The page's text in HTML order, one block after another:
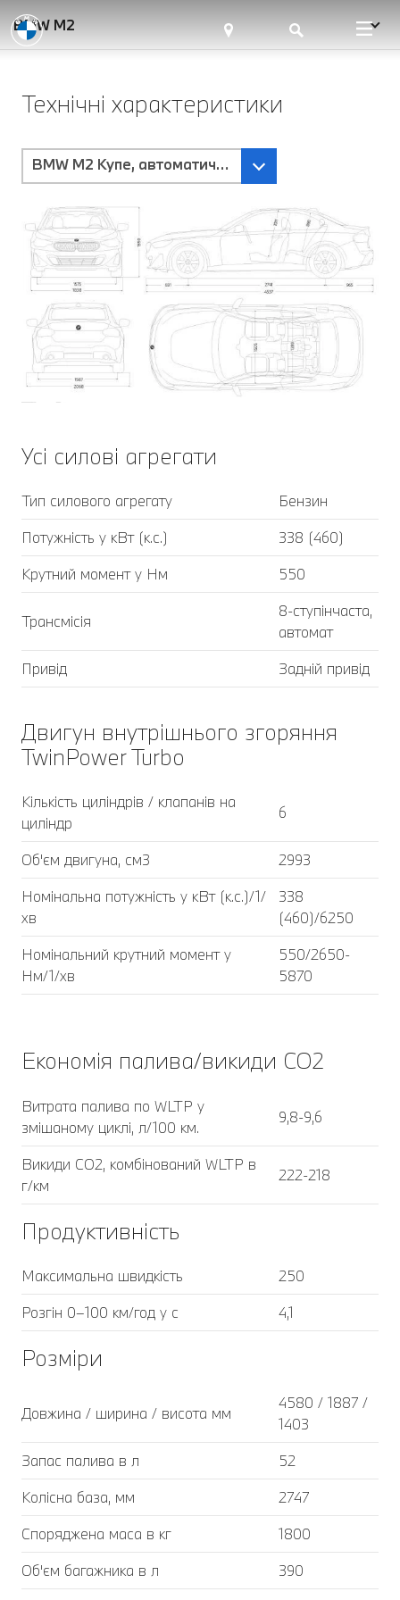
BMW M2
Технічні характеристики
BMW M2 Купе, автоматична трансмісія
Усі силові агрегати
Тип силового агрегату
Бензин
Потужність у кВт (к.с.)
338 (460)
Крутний момент у Нм
550
Трансмісія
8-ступінчаста,
автомат
Привід
Задній привід
Двигун внутрішнього згоряння
TwinPower Turbo
Кількість циліндрів / клапанів на
циліндр
6
Об'єм двигуна, см3
2993
Номінальна потужність у кВт (к.с.)/1/
хв
338
(460)/6250
Номінальний крутний момент у
Нм/1/хв
550/2650-
5870
Економія палива/викиди CO2
Витрата палива по WLTP у
змішаному циклі, л/100 км.
9,8-9,6
Викиди CO2, комбінований WLTP в
г/км
222-218
Продуктивність
Максимальна швидкість
250
Розгін 0–100 км/год у с
4,1
Розміри
Довжина / ширина / висота мм
4580 / 1887 /
1403
Запас палива в л
52
Колісна база, мм
2747
Споряджена маса в кг
1800
Об'єм багажника в л
390